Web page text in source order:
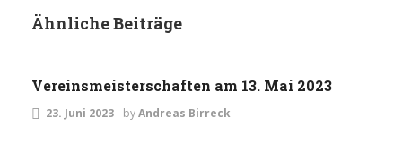
Ähnliche Beiträge
TURNIERE
Vereinsmeisterschaften am 13. Mai 2023
23. Juni 2023- byAndreas Birreck